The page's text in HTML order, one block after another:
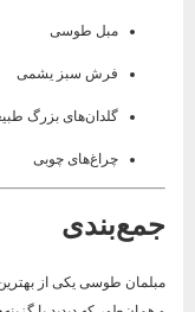
مبل طوسی
فرش سبز یشمی
گلدان‌های بزرگ
چراغ‌های چوبی
جمع‌بندی
مبلمان طوسی یکی از